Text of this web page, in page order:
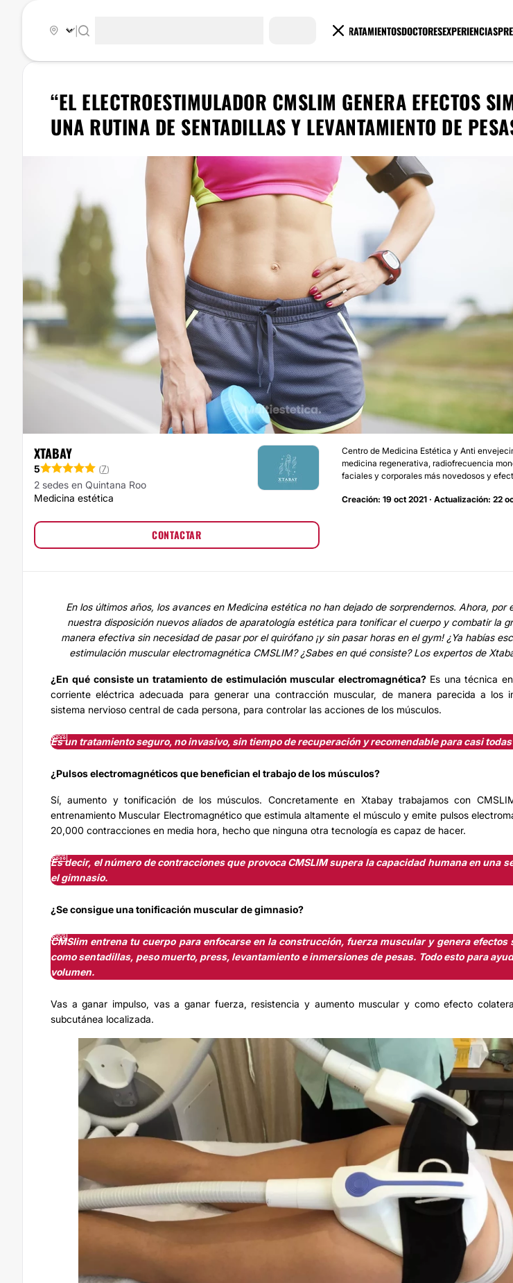
TRATAMIENTOSDOCTORESEXPERIENCIAS
“EL ELECTROESTIMULADOR CMSLIM GENERA EFECTOS
UNA RUTINA DE SENTADILLAS Y LEVANTAMIENTO DE
XTABAY
5 (7)
2 sedes en Quintana Roo
Medicina estética
CONTACTAR
Centro de Medicina Estética y Anti
medicina regenerativa, radiofrecuencia
faciales y corporales más novedosos y
Creación: 19 oct 2021 · Actualización: 22
En los últimos años, los avances en Medicina estética no han dejado de sorprendernos. Ahora, por
nuestra disposición nuevos aliados de aparatología estética para tonificar el cuerpo y combatir la
manera efectiva sin necesidad de pasar por el quirófano ¡y sin pasar horas en el gym! ¿Ya habías
estimulación muscular electromagnética CMSLIM? ¿Sabes en qué consiste? Los expertos de
¿En qué consiste un tratamiento de estimulación muscular electromagnética? Es una técnica
corriente eléctrica adecuada para generar una contracción muscular, de manera parecida a los
sistema nervioso central de cada persona, para controlar las acciones de los músculos.
Es un tratamiento seguro, no invasivo, sin tiempo de recuperación y recomendable para casi
¿Pulsos electromagnéticos que benefician el trabajo de los músculos?
Sí, aumento y tonificación de los músculos. Concretamente en Xtabay trabajamos con
entrenamiento Muscular Electromagnético que estimula altamente el músculo y emite pulsos
20,000 contracciones en media hora, hecho que ninguna otra tecnología es capaz de hacer.
Es decir, el número de contracciones que provoca CMSLIM supera la capacidad humana en una
el gimnasio.
¿Se consigue una tonificación muscular de gimnasio?
CMSlim entrena tu cuerpo para enfocarse en la construcción, fuerza muscular y genera efectos
como sentadillas, peso muerto, press, levantamiento e inmersiones de pesas. Todo esto para
volumen.
Vas a ganar impulso, vas a ganar fuerza, resistencia y aumento muscular y como efecto
subcutánea localizada.